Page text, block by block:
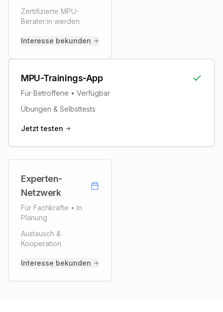
Zertifizierte MPU-
Berater:in werden
Interesse bekunden
MPU-Trainings-App
Für Betroffene • Verfügbar
Übungen & Selbsttests
Jetzt testen
Experten-
Netzwerk
Für Fachkräfte • In
Planung
Austausch &
Kooperation
Interesse bekunden
Experten-Netzwerk
Informationen zu erhalten.
Benachrichtigung erhalten